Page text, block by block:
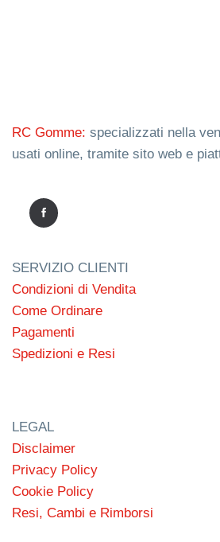
RC Gomme: specializzati nella
usati online, tramite sito web e
SERVIZIO CLIENTI
Condizioni di Vendita
Come Ordinare
Pagamenti
Spedizioni e Resi
LEGAL
Disclaimer
Privacy Policy
Cookie Policy
Resi, Cambi e Rimborsi